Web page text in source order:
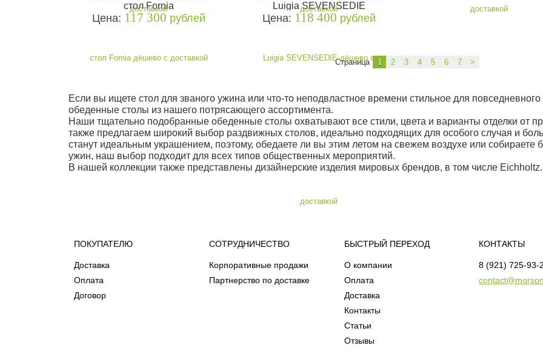
стол Fornia
Цена: 117 300 рублей
Luigia SEVENSEDIE
Цена: 118 400 рублей
Страница 1 2 3 4 5 6 7 >
Если вы ищете стол для званого ужина или что-то неподвластное времени стильное для
обеденные столы из нашего потрясающего ассортимента.
Наши тщательно подобранные обеденные столы охватывают все стили, цвета и варианты отделки от
также предлагаем широкий выбор раздвижных столов, идеально подходящих для особого случая и
станут идеальным украшением, поэтому, обедаете ли вы этим летом на свежем воздухе или
ужин, наш выбор подходит для всех типов общественных мероприятий.
В нашей коллекции также представлены дизайнерские изделия мировых брендов, в том числе Eichholtz.
ПОКУПАТЕЛЮ
Доставка
Оплата
Договор
СОТРУДНИЧЕСТВО
Корпоративные продажи
Партнерство по доставке
БЫСТРЫЙ ПЕРЕХОД
О компании
Оплата
Доставка
Контакты
Статьи
Отзывы
КОНТАКТЫ
8 (921) 725-93-